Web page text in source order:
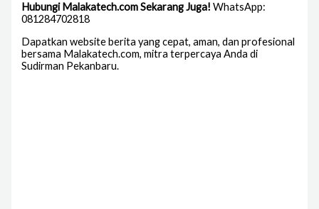
Hubungi Malakatech.com Sekarang Juga! WhatsApp:
081284702818
Dapatkan website berita yang cepat, aman, dan profesional
bersama Malakatech.com, mitra terpercaya Anda di
Sudirman Pekanbaru.